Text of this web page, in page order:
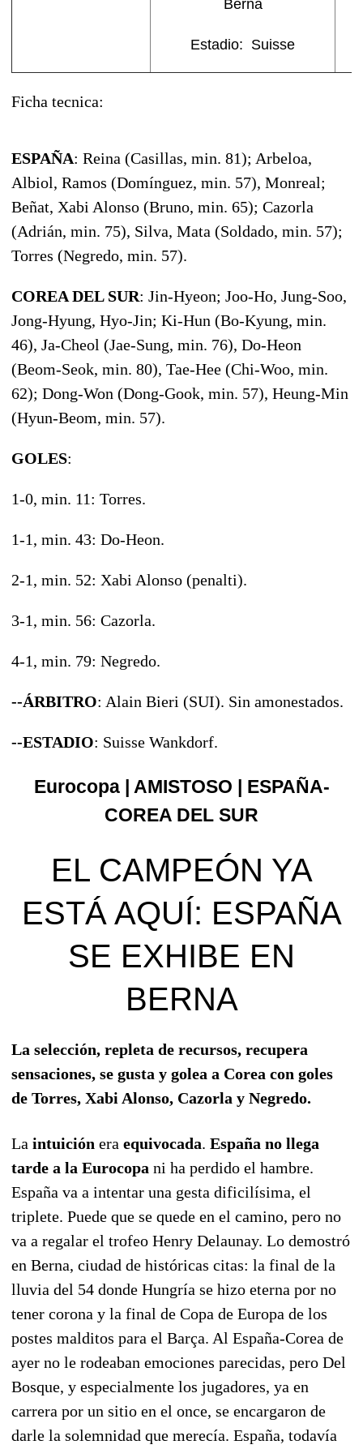
Berna
Estadio: Suisse
Ficha tecnica:
ESPAÑA: Reina (Casillas, min. 81); Arbeloa,
Albiol, Ramos (Domínguez, min. 57), Monreal;
Beñat, Xabi Alonso (Bruno, min. 65); Cazorla
(Adrián, min. 75), Silva, Mata (Soldado, min. 57);
Torres (Negredo, min. 57).
COREA DEL SUR: Jin-Hyeon; Joo-Ho, Jung-Soo,
Jong-Hyung, Hyo-Jin; Ki-Hun (Bo-Kyung, min.
46), Ja-Cheol (Jae-Sung, min. 76), Do-Heon
(Beom-Seok, min. 80), Tae-Hee (Chi-Woo, min.
62); Dong-Won (Dong-Gook, min. 57), Heung-Min
(Hyun-Beom, min. 57).
GOLES:
1-0, min. 11: Torres.
1-1, min. 43: Do-Heon.
2-1, min. 52: Xabi Alonso (penalti).
3-1, min. 56: Cazorla.
4-1, min. 79: Negredo.
--ÁRBITRO: Alain Bieri (SUI). Sin amonestados.
--ESTADIO: Suisse Wankdorf.
Eurocopa | AMISTOSO | ESPAÑA-
COREA DEL SUR
EL CAMPEÓN YA
ESTÁ AQUÍ: ESPAÑA
SE EXHIBE EN
BERNA
La selección, repleta de recursos, recupera
sensaciones, se gusta y golea a Corea con goles
de Torres, Xabi Alonso, Cazorla y Negredo.
La intuición era equivocada. España no llega
tarde a la Eurocopa ni ha perdido el hambre.
España va a intentar una gesta dificilísima, el
triplete. Puede que se quede en el camino, pero no
va a regalar el trofeo Henry Delaunay. Lo demostró
en Berna, ciudad de históricas citas: la final de la
lluvia del 54 donde Hungría se hizo eterna por no
tener corona y la final de Copa de Europa de los
postes malditos para el Barça. Al España-Corea de
ayer no le rodeaban emociones parecidas, pero Del
Bosque, y especialmente los jugadores, ya en
carrera por un sitio en el once, se encargaron de
darle la solemnidad que merecía. España, todavía